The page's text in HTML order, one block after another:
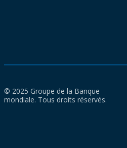
© 2025 Groupe de la Banque
mondiale. Tous droits réservés.